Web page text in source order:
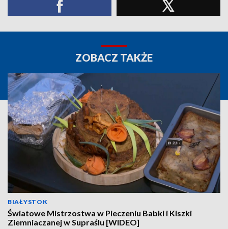
ZOBACZ TAKŻE
BIAŁYSTOK
Światowe Mistrzostwa w Pieczeniu Babki i Kiszki
Ziemniaczanej w Supraślu [WIDEO]